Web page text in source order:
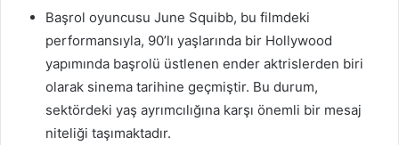
Başrol oyuncusu June Squibb, bu filmdeki
performansıyla, 90’lı yaşlarında bir Hollywood
yapımında başrolü üstlenen ender aktrislerden biri
olarak sinema tarihine geçmiştir. Bu durum,
sektördeki yaş ayrımcılığına karşı önemli bir mesaj
niteliği taşımaktadır.